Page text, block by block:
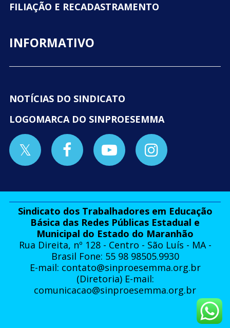
FILIAÇÃO E RECADASTRAMENTO
INFORMATIVO
NOTÍCIAS DO SINDICATO
LOGOMARCA DO SINPROESEMMA
Sindicato dos Trabalhadores em Educação
Básica das Redes Públicas Estadual e
Municipal do Estado do Maranhão
Rua Direita, nº 128 - Centro - São Luís - MA -
Brasil Fone: 55 98 98505.9930
E-mail: contato@sinproesemma.org.br
(Diretoria) E-mail:
comunicacao@sinproesemma.org.br